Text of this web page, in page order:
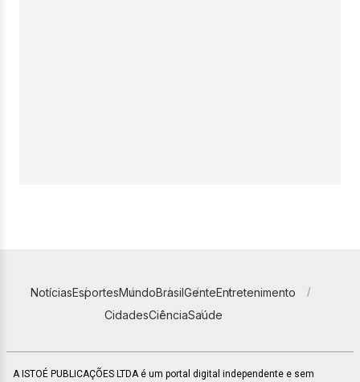
NotíciasEsportesMundoBrasilGenteEntretenimento
CidadesCiênciaSaúde
A ISTOÉ PUBLICAÇÕES LTDA é um portal digital independente e sem